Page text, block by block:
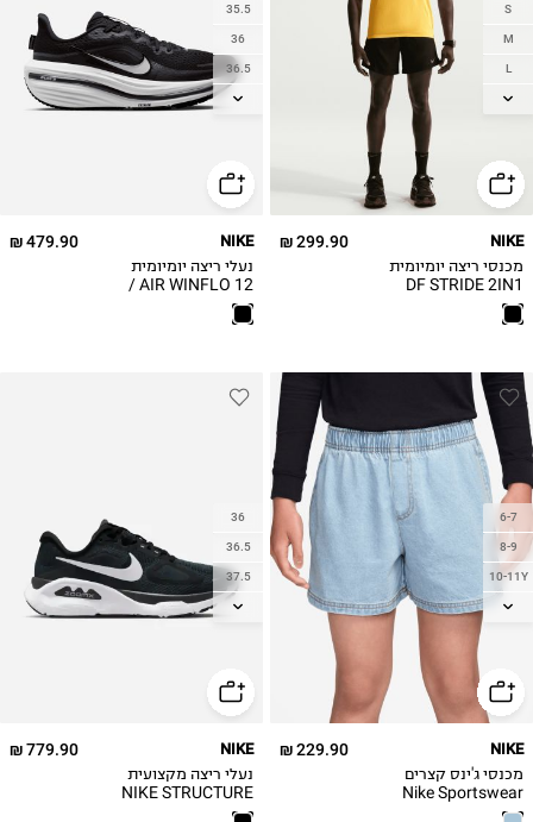
S
M
L
XL
299.90 ₪ NIKE
מכנסי ריצה יומיומית
DF STRIDE 2IN1
7IN SHORT
35.5
36
36.5
37.5
39
40.5
41
42
479.90 ₪ NIKE
נעלי ריצה יומיומית
AIR WINFLO 12 /
נשים
6-7
8-9
10-11Y
12-13
229.90 ₪ NIKE
מכנסי ג'ינס קצרים
Nike Sportswear
36
36.5
37.5
38
40
41
42
779.90 ₪ NIKE
נעלי ריצה מקצועית
NIKE STRUCTURE
PLUS / נשים